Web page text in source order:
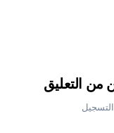
التعليق